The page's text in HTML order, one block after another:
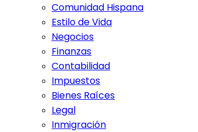
Comunidad Hispana
Estilo de Vida
Negocios
Finanzas
Contabilidad
Impuestos
Bienes Raíces
Legal
Inmigración